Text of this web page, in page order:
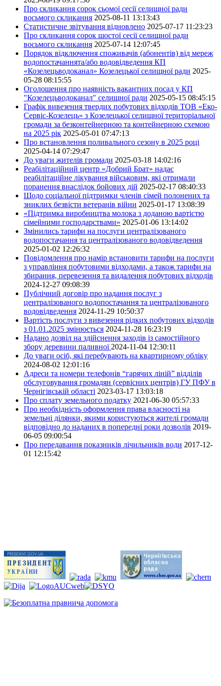
Про скликання сорок сьомої сесії селищної ради
восьмого скликання 2025-08-11 13:13:43
Статистичне звітування відновлено 2025-07-17 11:23:23
Про скликання сорок шостої сесії селищної ради
восьмого скликання 2025-07-14 12:07:45
Порядок відключення споживачів (абонентів) від мереж
водопостачаннята/або водовідведення КП
«Козелецьводоканал» Козелецької селищної ради 2025-
05-28 08:15:55
Оголошення про наявність вакантних посад у КП
"Козелецьводоканал" селищної ради 2025-05-15 08:45:15
Графік вивезення твердих побутових відходів ТОВ «Еко-
Сервіс-Козелець» з Козелецької селищної територіальної
громади за безконтейнерною та контейнерною схемою
на 2025 рік 2025-05-01 07:47:13
Про встановлення поливального сезону в 2025 році
2025-04-14 07:29:47
До уваги жителів громади 2025-03-18 14:02:16
Реабілітаційний центр «Добрий Брат» надає
реабілітаційне лікування військовим, які отримали
поранення внаслідок бойових дій 2025-02-17 08:40:33
Щодо соціальної підтримки членів сімей полонених та
зниклих безвісти ветеранів війни 2025-01-17 13:08:39
«Підтримка виробництва молока з доданою вартістю
сімейними господарствами» 2025-01-06 13:14:02
Змінились тарифи на послуги централізованого
водопостачання та централізованого водовідведення
2025-01-02 12:26:32
Повідомлення про намір встановити тарифи на послуги
з управління побутовими відходами, а також тарифи на
збирання, перевезення та видалення побутових відходів
2024-12-27 09:08:39
Публічний договір про надання послуг з
централізованого водопостачання та централізованого
водовідведення 2024-11-29 10:50:37
Вартість послуги з вивезення рідких побутових відходів
з 01.01.2025 змінюється 2024-11-28 16:23:19
Надано дозвіл на здійснення заходів із самостійного
збору деревини паливної 2024-11-04 12:30:11
До уваги осіб, які перебувають на квартирному обліку
2024-08-02 12:01:16
Адреси та номери телефонів “гарячих ліній” відділів
обслуговування громадян (сервісних центрів) ГУ ПФУ в
Чернігівській області 2023-03-17 13:03:18
Про сплату земельного податку 2021-06-30 05:57:33
Про необхідність оформлення права власності на
земельні ділянки, якими користуються жителі громади
відповідно до наданих в попередні роки дозволів 2019-
06-05 09:00:54
Про передавання показників лічильників води 2017-12-
01 12:15:42